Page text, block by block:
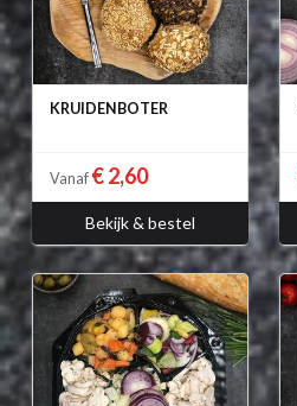
KRUIDENBOTER
Vanaf € 2,60
Bekijk & bestel